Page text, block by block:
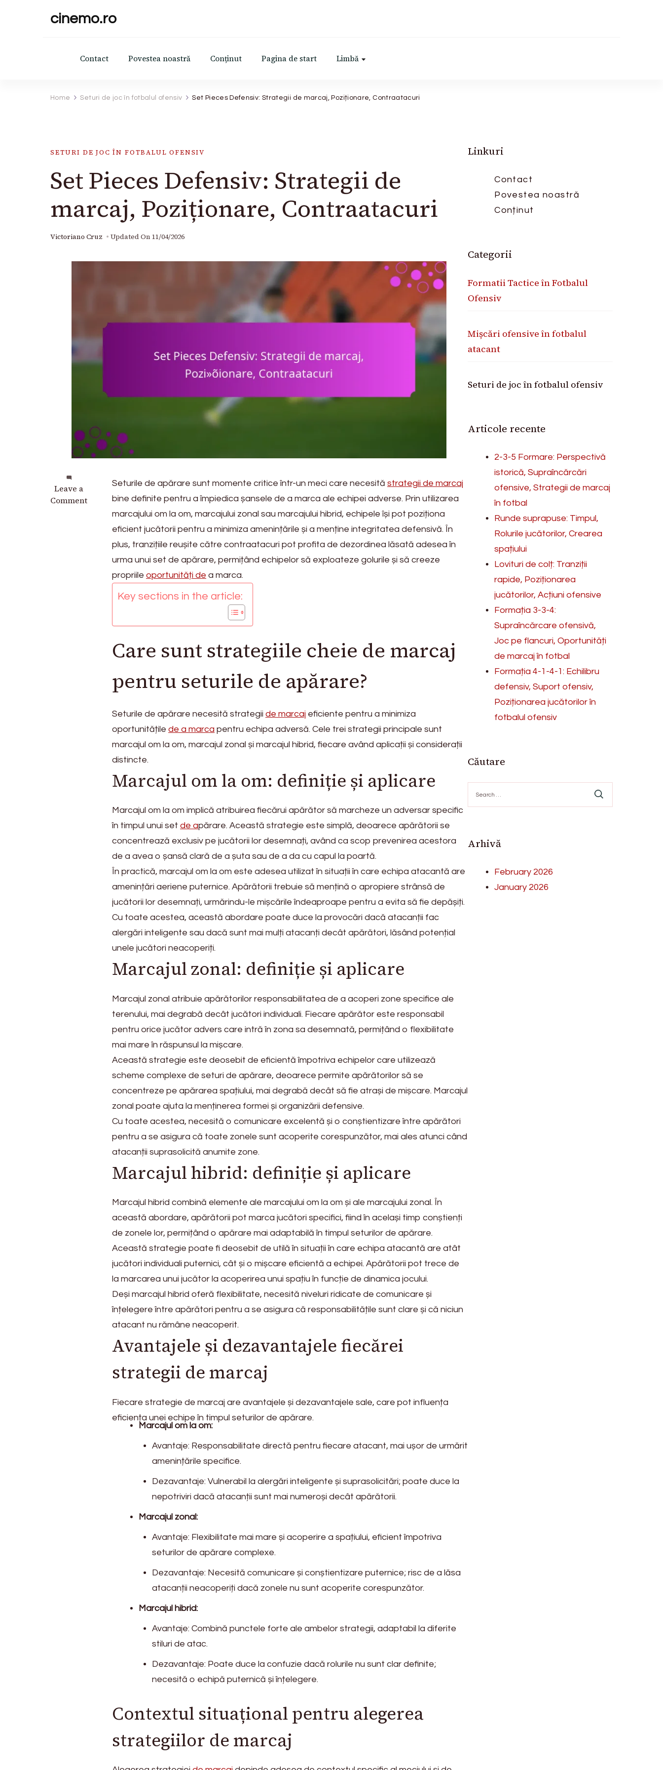
cinemo.ro
Contact Povestea noastră Conținut Pagina de start Limbă
Home Seturi de joc în fotbalul ofensiv Set Pieces Defensiv: Strategii de marcaj, Poziționare, Contraatacuri
SETURI DE JOC ÎN FOTBALUL OFENSIV
Set Pieces Defensiv: Strategii de
marcaj, Poziționare, Contraatacuri
Victoriano Cruz Updated On 11/04/2026
Leave a
Comment
on
Set
Poziționare,
Contraatacuri
Seturile de apărare sunt momente critice într-un meci care necesită strategii de marcaj
bine definite pentru a împiedica șansele de a marca ale echipei adverse. Prin utilizarea
marcajului om la om, marcajului zonal sau marcajului hibrid, echipele își pot poziționa
eficient jucătorii pentru a minimiza amenințările și a menține integritatea defensivă. În
plus, tranzițiile reușite către contraatacuri pot profita de dezordinea lăsată adesea în
urma unui set de apărare, permițând echipelor să exploateze golurile și să creeze
propriile oportunități de a marca.
Key sections in the article:
Care sunt strategiile cheie de marcaj
pentru seturile de apărare?
Seturile de apărare necesită strategii de marcaj eficiente pentru a minimiza
oportunitățile de a marca pentru echipa adversă. Cele trei strategii principale sunt
marcajul om la om, marcajul zonal și marcajul hibrid, fiecare având aplicații și considerații
distincte.
Marcajul om la om: definiție și aplicare
Marcajul om la om implică atribuirea fiecărui apărător să marcheze un adversar specific
în timpul unui set de apărare. Această strategie este simplă, deoarece apărătorii se
concentrează exclusiv pe jucătorii lor desemnați, având ca scop prevenirea acestora
de a avea o șansă clară de a șuta sau de a da cu capul la poartă.
În practică, marcajul om la om este adesea utilizat în situații în care echipa atacantă are
amenințări aeriene puternice. Apărătorii trebuie să mențină o apropiere strânsă de
jucătorii lor desemnați, urmărindu-le mișcările îndeaproape pentru a evita să fie depășiți.
Cu toate acestea, această abordare poate duce la provocări dacă atacanții fac
alergări inteligente sau dacă sunt mai mulți atacanți decât apărători, lăsând potențial
unele jucători neacoperiți.
Marcajul zonal: definiție și aplicare
Marcajul zonal atribuie apărătorilor responsabilitatea de a acoperi zone specifice ale
terenului, mai degrabă decât jucători individuali. Fiecare apărător este responsabil
pentru orice jucător advers care intră în zona sa desemnată, permițând o flexibilitate
mai mare în răspunsul la mișcare.
Această strategie este deosebit de eficientă împotriva echipelor care utilizează
scheme complexe de seturi de apărare, deoarece permite apărătorilor să se
concentreze pe apărarea spațiului, mai degrabă decât să fie atrași de mișcare. Marcajul
zonal poate ajuta la menținerea formei și organizării defensive.
Cu toate acestea, necesită o comunicare excelentă și o conștientizare între apărători
pentru a se asigura că toate zonele sunt acoperite corespunzător, mai ales atunci când
atacanții suprasolicită anumite zone.
Marcajul hibrid: definiție și aplicare
Marcajul hibrid combină elemente ale marcajului om la om și ale marcajului zonal. În
această abordare, apărătorii pot marca jucători specifici, fiind în același timp conștienți
de zonele lor, permițând o apărare mai adaptabilă în timpul seturilor de apărare.
Această strategie poate fi deosebit de utilă în situații în care echipa atacantă are atât
jucători individuali puternici, cât și o mișcare eficientă a echipei. Apărătorii pot trece de
la marcarea unui jucător la acoperirea unui spațiu în funcție de dinamica jocului.
Deși marcajul hibrid oferă flexibilitate, necesită niveluri ridicate de comunicare și
înțelegere între apărători pentru a se asigura că responsabilitățile sunt clare și că niciun
atacant nu rămâne neacoperit.
Avantajele și dezavantajele fiecărei
strategii de marcaj
Fiecare strategie de marcaj are avantajele și dezavantajele sale, care pot influența
eficiența unei echipe în timpul seturilor de apărare.
Marcajul om la om:
Avantaje: Responsabilitate directă pentru fiecare atacant, mai ușor de urmărit
amenințările specifice.
Dezavantaje: Vulnerabil la alergări inteligente și suprasolicitări; poate duce la
nepotriviri dacă atacanții sunt mai numeroși decât apărătorii.
Marcajul zonal:
Avantaje: Flexibilitate mai mare și acoperire a spațiului, eficient împotriva
seturilor de apărare complexe.
Dezavantaje: Necesită comunicare și conștientizare puternice; risc de a lăsa
atacanții neacoperiți dacă zonele nu sunt acoperite corespunzător.
Marcajul hibrid:
Avantaje: Combină punctele forte ale ambelor strategii, adaptabil la diferite
stiluri de atac.
Dezavantaje: Poate duce la confuzie dacă rolurile nu sunt clar definite;
necesită o echipă puternică și înțelegere.
Contextul situațional pentru alegerea
strategiilor de marcaj
Linkuri
Contact
Povestea noastră
Conținut
Categorii
Formatii Tactice în Fotbalul
Ofensiv
Mișcări ofensive în fotbalul
atacant
Seturi de joc în fotbalul ofensiv
Articole recente
2-3-5 Formare: Perspectivă
istorică, Supraîncărcări
ofensive, Strategii de marcaj
în fotbal
Runde suprapuse: Timpul,
Rolurile jucătorilor, Crearea
spațiului
Lovituri de colț: Tranziții
rapide, Poziționarea
jucătorilor, Acțiuni ofensive
Formația 3-3-4:
Supraîncărcare ofensivă,
Joc pe flancuri, Oportunități
de marcaj în fotbal
Formația 4-1-4-1: Echilibru
defensiv, Suport ofensiv,
Poziționarea jucătorilor în
fotbalul ofensiv
Căutare
for:
Arhivă
February 2026
January 2026